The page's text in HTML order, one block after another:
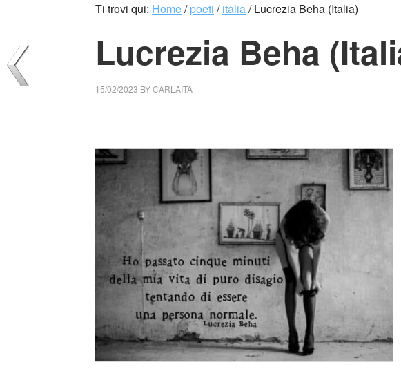
Ti trovi qui: Home/ poeti / italia/Lucrezia Beha (Italia)
Lucrezia Beha
15/02/2023 BYCARLAITA